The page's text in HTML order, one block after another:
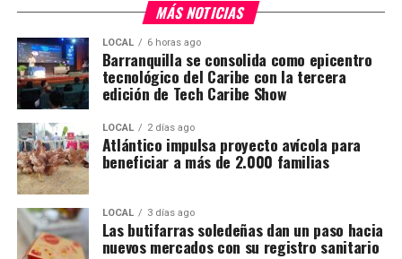
MÁS NOTICIAS
LOCAL 6 horas ago
Barranquilla se consolida como epicentro
tecnológico del Caribe con la tercera
edición de Tech Caribe Show
LOCAL 2 días ago
Atlántico impulsa proyecto avícola para
beneficiar a más de 2.000 familias
LOCAL 3 días ago
Las butifarras soledeñas dan un paso hacia
nuevos mercados con su registro sanitario